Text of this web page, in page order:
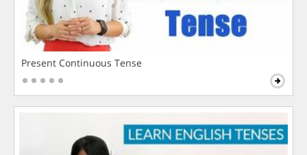
Present Continuous Tense